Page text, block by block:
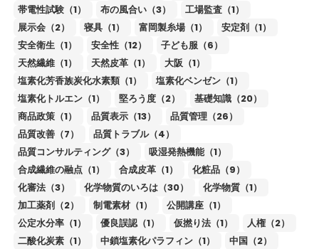
帯電性試験（1） 布の風合い（3）
工場監査（1）
展示会（2）
寝具（1） 富岡製糸場（1）
安定剤（1）
安全衛生（1）
安全性（12）
子ども服（6）
天然繊維（1）
天然皮革（1）
大阪（1）
塩素化芳香族炭化水素類（1）
塩素化ベンゼン（1）
塩素化トルエン（1）
堅ろう度（2）
基礎知識（20）
商品政策（1）
品質表示（13）
品質管理（26）
品質改善（7）
品質トラブル（4）
品質コンサルティング（3）
吸湿発熱機能（1）
合成繊維の融点（1）
合成皮革（1）
化粧品（9）
化審法（3）
化学物質のいろは（30）
化学物質（1）
加工薬剤（2）
制電素材（1）
公開講座（1）
公定水分率（1）
優良誤認（1） 仮撚り法（1）
人権（2）
二酸化炭素（1）
中鎖塩素化パラフィン（1）
中国（2）